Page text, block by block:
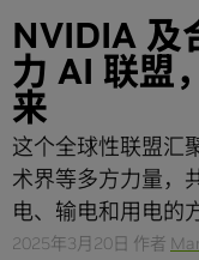
NVIDIA 及
力 AI 联盟
来
这个全球性联盟汇
术界等多方力量，
电、输电和用电的
2025年3月20日 作者